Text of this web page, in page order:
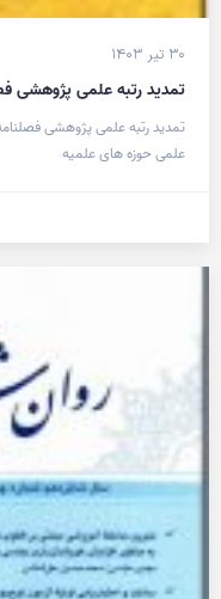
۳۰ تیر ۱۴۰۳
تمدید رتبه علمی پژوهشی
تمدید رتبه علمی پژوهشی
علمی حوزه های علمیه